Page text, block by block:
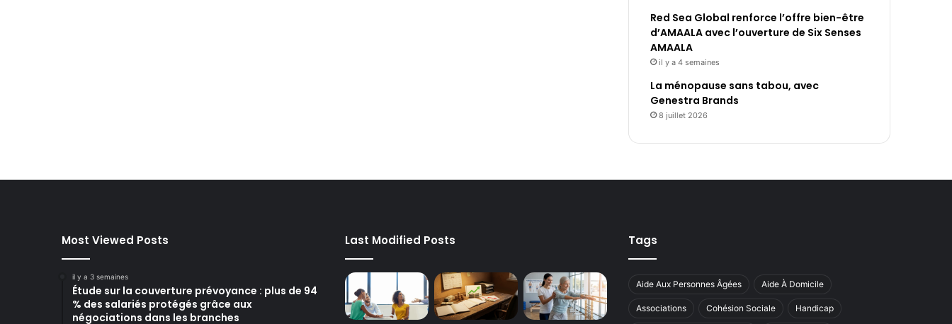
Red Sea Global renforce l’offre bien-être
d’AMAALA avec l’ouverture de Six Senses
AMAALA
il y a 4 semaines
La ménopause sans tabou, avec
Genestra Brands
8 juillet 2026
Most Viewed Posts
il y a 3 semaines
Étude sur la couverture prévoyance : plus de 94
% des salariés protégés grâce aux
négociations dans les branches
Last Modified Posts Tags
Aide Aux Personnes Âgées Aide À Domicile
Associations Cohésion Sociale Handicap